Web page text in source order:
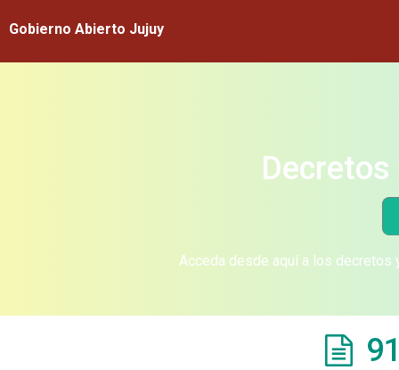
Gobierno Abierto Jujuy
Acceda desde aquí a los